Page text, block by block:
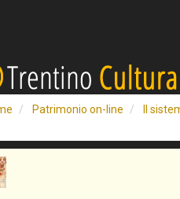
Patrimonio on-line Il